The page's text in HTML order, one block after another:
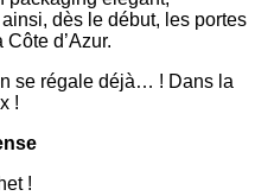
dès le début, les portes
d’Azur.
se régale déjà… ! Dans la
!
!